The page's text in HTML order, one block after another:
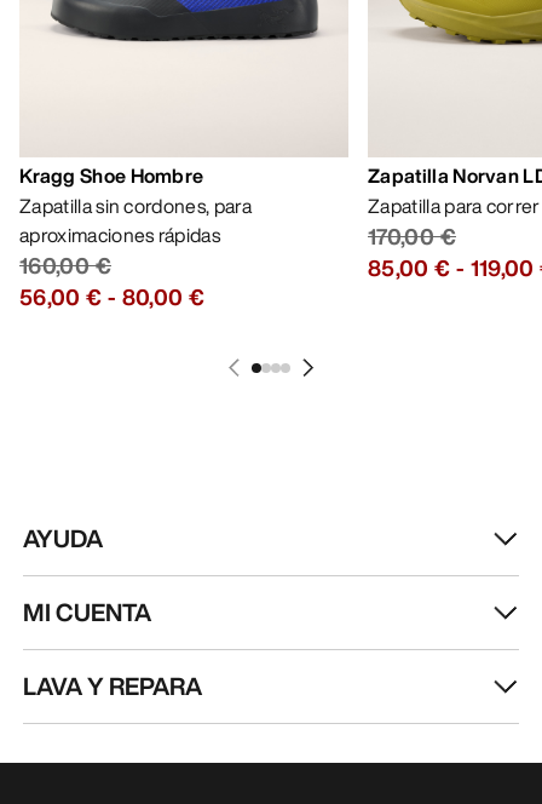
Kragg Shoe Hombre
Zapatilla sin cordones, para
aproximaciones rápidas
160,00 €
56,00 €- 80,00 €
Zapatilla Norvan
Zapatilla para
170,00 €
85,00 €-
AYUDA
MI CUENTA
LAVA Y REPARA